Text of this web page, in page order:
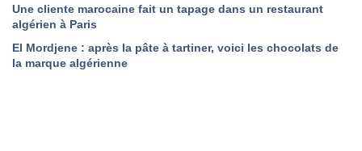
Une cliente marocaine fait un tapage dans un restaurant
algérien à Paris
El Mordjene : après la pâte à tartiner, voici les chocolats de
la marque algérienne